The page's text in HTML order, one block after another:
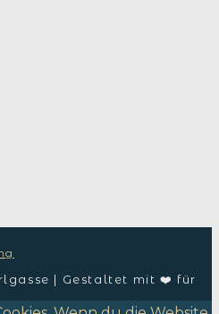
| Gestaltet mit ❤️ für